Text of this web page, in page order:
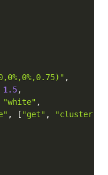
,
1.5,
"white" ,
, [ "get" , "cluster"